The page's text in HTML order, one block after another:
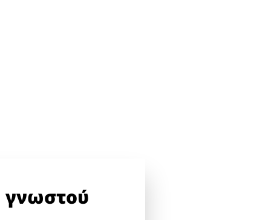
γνωστού